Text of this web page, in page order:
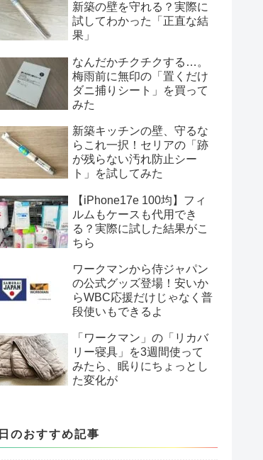
新築の壁を守れる？実際に
試してわかった「正直な結
果」
なんだかチクチクする…。
梅雨前に無印の「置くだけ
ダニ捕りシート」を買って
みた
新築キッチンの壁、守るな
らこれ一択！セリアの「跡
が残らない汚れ防止シー
ト」を試してみた
【iPhone17e 100均】フィ
ルムもケースも代用でき
る？実際に試した結果がこ
ちら
ワークマンから侍ジャパン
の公式グッズ登場！安いか
らWBC応援だけじゃなく普
段使いもできるよ
「ワークマン」の「リカバ
リー寝具」を3週間使って
みたら、眠りにちょっとし
た変化が
日のおすすめ記事